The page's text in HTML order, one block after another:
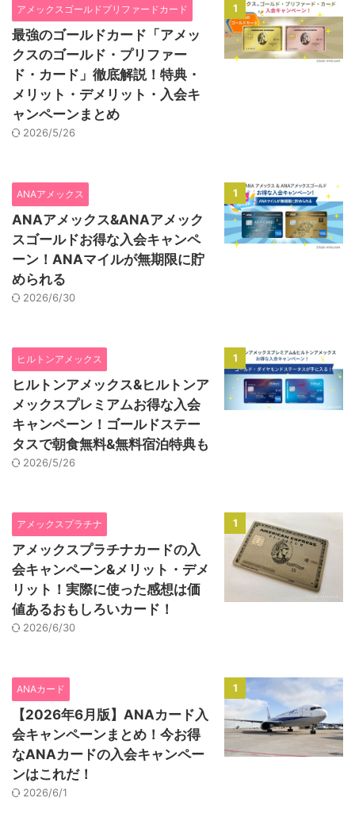
1
アメックスゴールドプリファードカード
最強のゴールドカード「アメッ
クスのゴールド・プリファー
ド・カード」徹底解説！特典・
メリット・デメリット・入会キ
ャンペーンまとめ
2026/5/26
1
ANAアメックス
ANAアメックス&ANAアメック
スゴールドお得な入会キャンペ
ーン！ANAマイルが無期限に貯
められる
2026/6/30
1
ヒルトンアメックス
ヒルトンアメックス&ヒルトンア
メックスプレミアムお得な入会
キャンペーン！ゴールドステー
タスで朝食無料&無料宿泊特典も
2026/5/26
1
アメックスプラチナ
アメックスプラチナカードの入
会キャンペーン&メリット・デメ
リット！実際に使った感想は価
値あるおもしろいカード！
2026/6/30
1
ANAカード
【2026年6月版】ANAカード入
会キャンペーンまとめ！今お得
なANAカードの入会キャンペー
ンはこれだ！
2026/6/1